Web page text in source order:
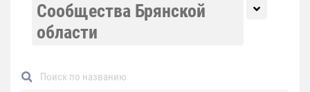
Сообщества Брянской
области